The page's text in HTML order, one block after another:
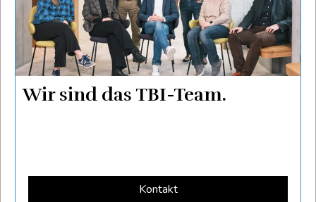
Wir sind das TBI-Team.
Kontakt